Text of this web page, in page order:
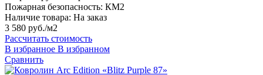
Пожарная безопасность: КМ2
Наличие товара: На заказ
3 580 руб./м2
Рассчитать стоимость
В избранное В избранном
Сравнить